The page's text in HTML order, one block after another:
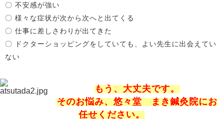
〇 不安感が強い
〇 様々な症状が次から次へと出てくる
〇 仕事に差しさわりが出てきた
〇 ドクターショッピングをしていても、よい先生に出会えてい
ない
もう、大丈夫です。
そのお悩み、悠々堂 まき鍼灸院にお
任せください。